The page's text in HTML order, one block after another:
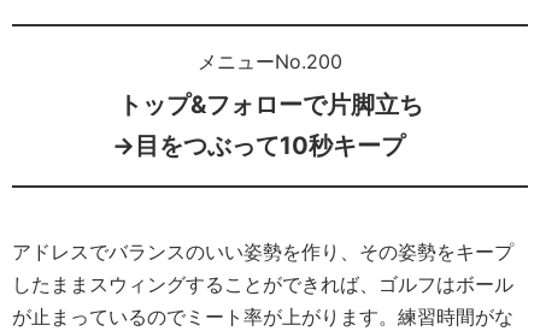
メニューNo.200
トップ&フォローで片脚立ち
→目をつぶって10秒キープ
アドレスでバランスのいい姿勢を作り、その姿勢をキープ
したままスウィングすることができれば、ゴルフはボール
が止まっているのでミート率が上がります。練習時間がな